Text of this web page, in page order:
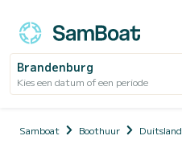
Brandenburg
Kies een datum of een periode
Samboat Boothuur Duitsland